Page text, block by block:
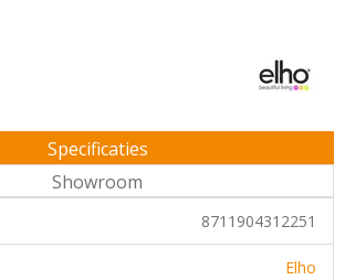
Specificaties
Showroom
8711904312251
Elho